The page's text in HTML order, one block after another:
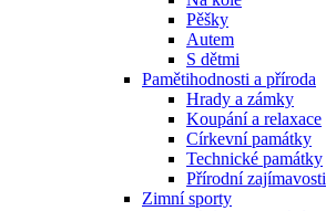
Pěšky
Autem
S dětmi
Pamětihodnosti a příroda
Hrady a zámky
Koupání a relaxace
Církevní památky
Technické památky
Přírodní zajímavosti
Zimní sporty